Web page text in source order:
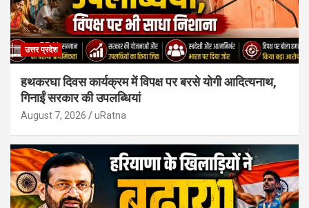
उत्तर प्रदेश
हथकरघा दिवस कार्यक्रम में विपक्ष पर बरसे योगी आदित्यनाथ,
गिनाईं सरकार की उपलब्धियां
August 7, 2026 uRatna